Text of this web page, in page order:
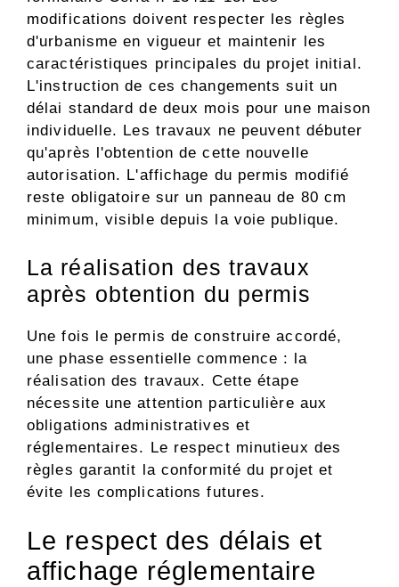
modifications doivent respecter les règles
d'urbanisme en vigueur et maintenir les
caractéristiques principales du projet initial.
L'instruction de ces changements suit un
délai standard de deux mois pour une maison
individuelle. Les travaux ne peuvent débuter
qu'après l'obtention de cette nouvelle
autorisation. L'affichage du permis modifié
reste obligatoire sur un panneau de 80 cm
minimum, visible depuis la voie publique.
La réalisation des travaux
après obtention du permis
Une fois le permis de construire accordé,
une phase essentielle commence : la
réalisation des travaux. Cette étape
nécessite une attention particulière aux
obligations administratives et
réglementaires. Le respect minutieux des
règles garantit la conformité du projet et
évite les complications futures.
Le respect des délais et
affichage réglementaire